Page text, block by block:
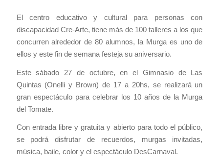
El centro educativo y cultural para personas con
discapacidad Cre-Arte, tiene más de 100 talleres a los que
concurren alrededor de 80 alumnos, la Murga es uno de
ellos y este fin de semana festeja su aniversario.
Este sábado 27 de octubre, en el Gimnasio de Las
Quintas (Onelli y Brown) de 17 a 20hs, se realizará un
gran espectáculo para celebrar los 10 años de la Murga
del Tomate.
Con entrada libre y gratuita y abierto para todo el público,
se podrá disfrutar de recuerdos, murgas invitadas,
música, baile, color y el espectáculo DesCarnaval.